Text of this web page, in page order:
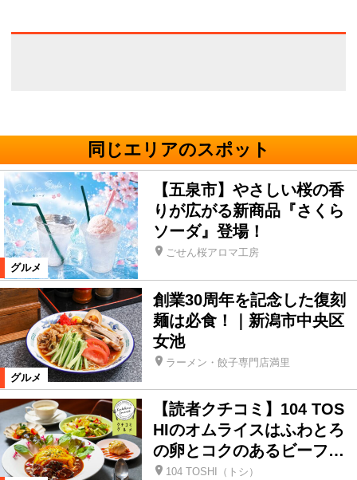
同じエリアのスポット
グルメ
【五泉市】やさしい桜の香
りが広がる新商品『さくら
ソーダ』登場！
ごせん桜アロマ工房
グルメ
創業30周年を記念した復刻
麺は必食！｜新潟市中央区
女池
ラーメン・餃子専門店満里
【読者クチコミ】104 TOS
HIのオムライスはふわとろ
の卵とコクのあるビーフ…
104 TOSHI（トシ）